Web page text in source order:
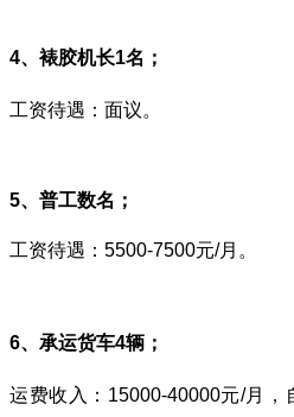
4、裱胶机长1名；
工资待遇：面议。
5、普工数名；
工资待遇：5500-7500元/月。
6、承运货车4辆；
运费收入：15000-40000元/月，